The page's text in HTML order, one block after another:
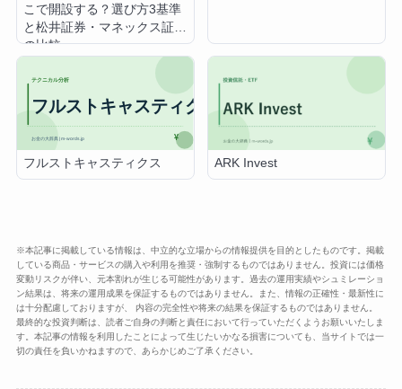
こで開設する？選び方3基準
と松井証券・マネックス証券
の比較
フルストキャスティクス ARK Invest
※本記事に掲載している情報は、中立的な立場からの情報提供を目的としたものです。掲載
している商品・サービスの購入や利用を推奨・強制するものではありません。投資には価格
変動リスクが伴い、元本割れが生じる可能性があります。過去の運用実績やシュミレーショ
ン結果は、将来の運用成果を保証するものではありません。また、情報の正確性・最新性に
は十分配慮しておりますが、 内容の完全性や将来の結果を保証するものではありません。
最終的な投資判断は、読者ご自身の判断と責任において行っていただくようお願いいたしま
す。本記事の情報を利用したことによって生じたいかなる損害についても、当サイトでは一
切の責任を負いかねますので、あらかじめご了承ください。